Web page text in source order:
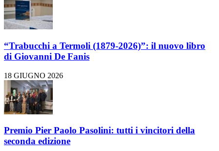
“Trabucchi a Termoli (1879-2026)”: il nuovo libro
di Giovanni De Fanis
18 GIUGNO 2026
Premio Pier Paolo Pasolini: tutti i vincitori della
seconda edizione